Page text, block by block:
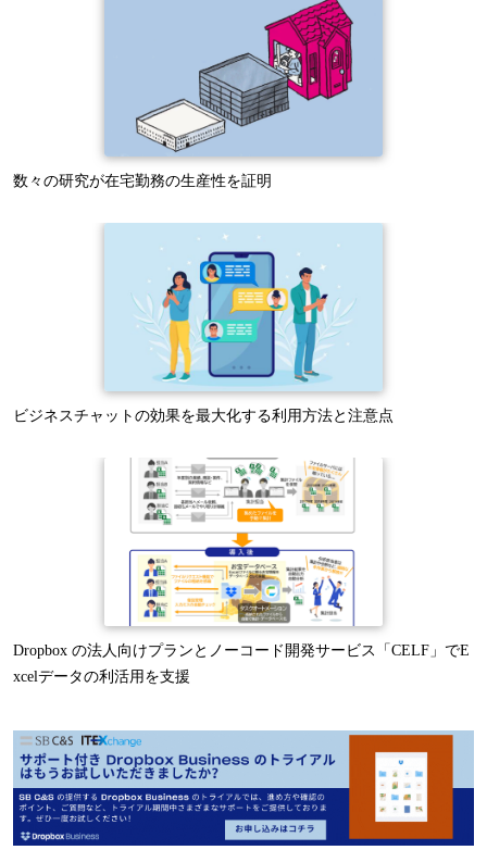
数々の研究が在宅勤務の生産性を証明
ビジネスチャットの効果を最大化する利用方法と注意点
Dropbox の法人向けプランとノーコード開発サービス「CELF」でE
xcelデータの利活用を支援